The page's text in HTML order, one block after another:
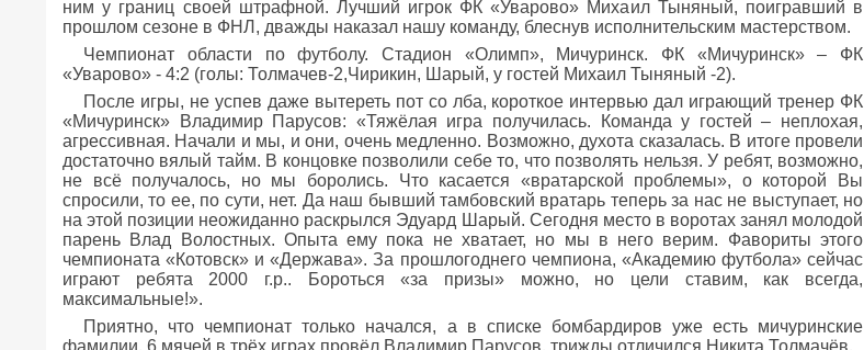
ним у границ своей штрафной. Лучший игрок ФК «Уварово» Михаил Тыняный, поигравший в
прошлом сезоне в ФНЛ, дважды наказал нашу команду, блеснув исполнительским мастерством.
Чемпионат области по футболу. Стадион «Олимп», Мичуринск. ФК «Мичуринск» – ФК
«Уварово» - 4:2 (голы: Толмачев-2,Чирикин, Шарый, у гостей Михаил Тыняный -2).
После игры, не успев даже вытереть пот со лба, короткое интервью дал играющий тренер ФК
«Мичуринск» Владимир Парусов: «Тяжёлая игра получилась. Команда у гостей – неплохая,
агрессивная. Начали и мы, и они, очень медленно. Возможно, духота сказалась. В итоге провели
достаточно вялый тайм. В концовке позволили себе то, что позволять нельзя. У ребят, возможно,
не всё получалось, но мы боролись. Что касается «вратарской проблемы», о которой Вы
спросили, то ее, по сути, нет. Да наш бывший тамбовский вратарь теперь за нас не выступает, но
на этой позиции неожиданно раскрылся Эдуард Шарый. Сегодня место в воротах занял молодой
парень Влад Волостных. Опыта ему пока не хватает, но мы в него верим. Фавориты этого
чемпионата «Котовск» и «Держава». За прошлогоднего чемпиона, «Академию футбола» сейчас
играют ребята 2000 г.р.. Бороться «за призы» можно, но цели ставим, как всегда,
максимальные!».
Приятно, что чемпионат только начался, а в списке бомбардиров уже есть мичуринские
фамилии. 6 мячей в трёх играх провёл Владимир Парусов, трижды отличился Никита Толмачёв.